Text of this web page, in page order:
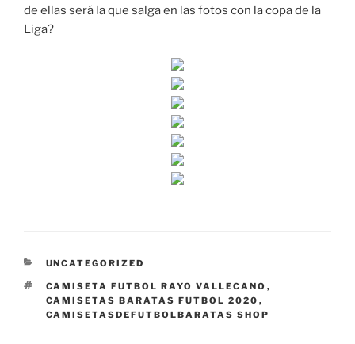
de ellas será la que salga en las fotos con la copa de la
Liga?
CATEGORÍAS
UNCATEGORIZED
ETIQUETAS
CAMISETA FUTBOL RAYO VALLECANO ,
CAMISETAS BARATAS FUTBOL 2020 ,
CAMISETASDEFUTBOLBARATAS SHOP